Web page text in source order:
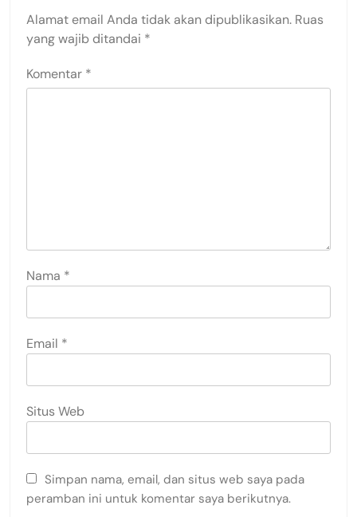
Alamat email Anda tidak akan dipublikasikan. Ruas
yang wajib ditandai *
Komentar *
Nama *
Email *
Situs Web
Simpan nama, email, dan situs web saya pada
peramban ini untuk komentar saya berikutnya.